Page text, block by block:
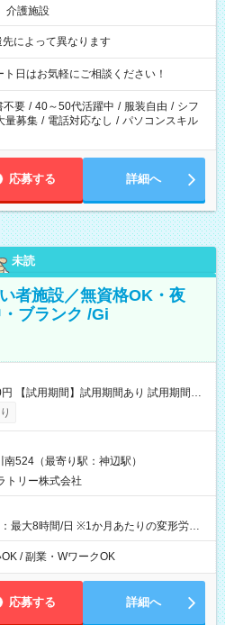
介護施設
によって異なります
日はお気軽にご相談ください！
不要 / 40～50代活躍中 / 服装自由 / シフ
量募集 / 電話対応なし / パソコンスキル
応募する 詳細へ
未読
者施設／無資格OK・夜
ブランク /Gi
間の
給与は本採用時と同じです。
524（最寄り駅：神辺駅）
トリー株式会社
最大8時間/日 ※1か月あたりの変形労働
） 夜勤：17:00-翌09:00（休憩2時間）
/ 副業・WワークOK
応募する 詳細へ